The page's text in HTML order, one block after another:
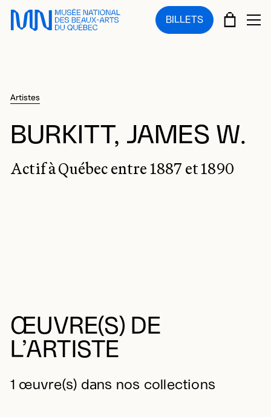
Sauter au menu principal
Sauter au contenu principal
Sauter au pied de page
BILLETS PANIER
Artistes
BURKITT, JAMES W.
Actif à Québec entre 1887 et 1890
ŒUVRE(S) DE
L’ARTISTE
1 œuvre(s) dans nos collections